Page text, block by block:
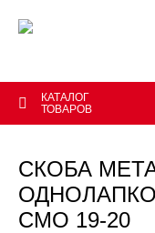
КАТАЛОГ
ТОВАРОВ
СКОБА
СМО 19-20